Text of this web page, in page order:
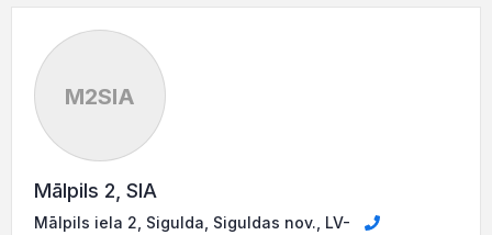
M2SIA
Mālpils 2, SIA
Mālpils iela 2, Sigulda, Siguldas nov., LV-